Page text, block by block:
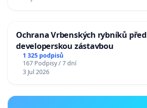
Ochrana Vrbenských rybníků
developerskou zástavbou
1 325 podpisů
167 Podpisy / 7 dní
3 Jul 2026